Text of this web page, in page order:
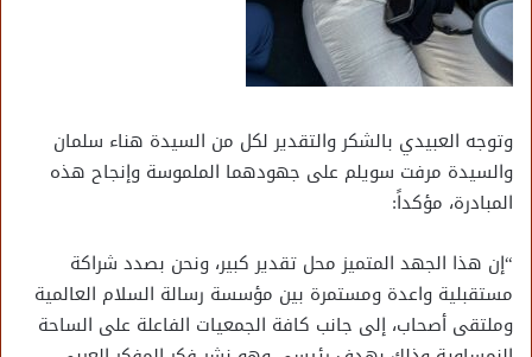
وتوجه العبيدي بالشكر والتقدير لكل من السيدة هناء سلمان
والسيدة مرفت سويلم على جهودهما الملموسة وإنجاح هذه
المبادرة، مؤكداً:
“إن هذا الجهد المتميز محل تقدير كبير، ونحن بصدد شراكة
مستقبلية واعدة ومستمرة بين مؤسسة رسالة السلام العالمية
وملتقى أصحاب، إلى جانب كافة الجمعيات الفاعلة على الساحة